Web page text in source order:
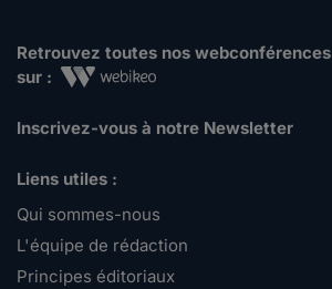
Retrouvez toutes nos webconférences
sur :
Inscrivez-vous à notre Newsletter
Liens utiles :
Qui sommes-nous
L'équipe de rédaction
Principes éditoriaux